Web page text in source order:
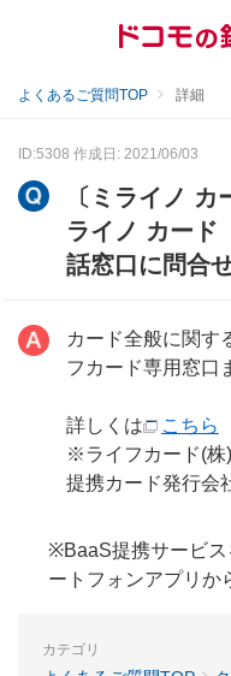
よくあるご質問TOP 詳細
ID:5308 作成日: 2021/06/03
〔ミライノ
ライノ カード
話窓口に問合
カード全般に関す
フカード専用窓口
詳しくは
こちら
※ライフカード(株
提携カード発行会
※BaaS提携サービ
ートフォンアプリか
カテゴリ